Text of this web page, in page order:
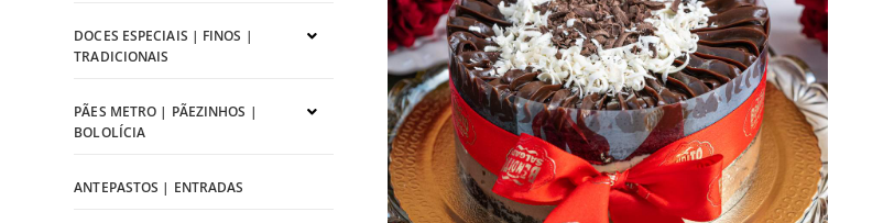
DOCES ESPECIAIS | FINOS |
TRADICIONAIS
PÃES METRO | PÃEZINHOS |
BOLOLÍCIA
ANTEPASTOS | ENTRADAS